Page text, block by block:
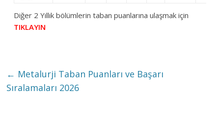
Diğer 2 Yıllık bölümlerin taban puanlarına ulaşmak için
TIKLAYIN
← Metalurji Taban Puanları ve Başarı
Sıralamaları 2026